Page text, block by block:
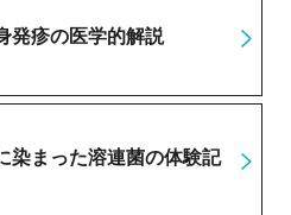
発疹の医学的解説
染まった溶連菌の体験記